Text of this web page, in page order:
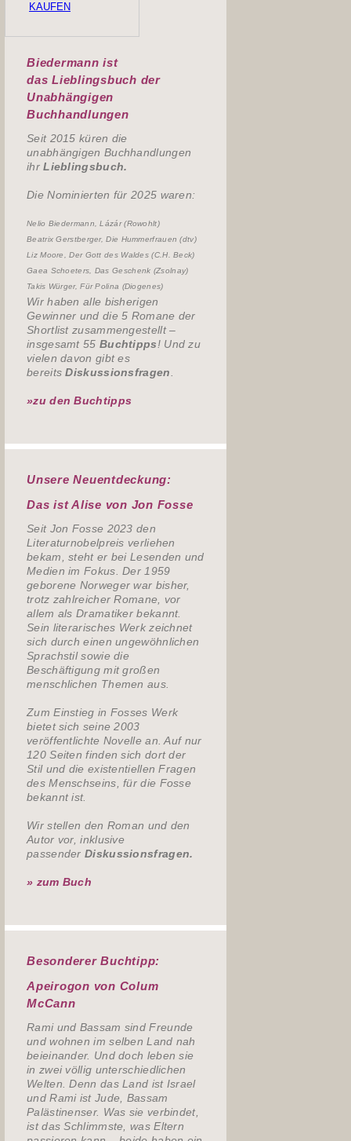
KAUFEN
Biedermann ist
das Lieblingsbuch der
Unabhängigen
Buchhandlungen
Seit 2015 küren die
unabhängigen Buchhandlungen
ihrLieblingsbuch.
Die Nominierten für 2025 waren:
Nelio Biedermann, Lázár (Rowohlt)
Beatrix Gerstberger, Die Hummerfrauen (dtv)
Liz Moore, Der Gott des Waldes (C.H. Beck)
Gaea Schoeters, Das Geschenk (Zsolnay)
Takis Würger, Für Polina (Diogenes)
Wir haben alle bisherigen
Gewinner und die 5 Romane der
Shortlist zusammengestellt –
insgesamt 55 Buchtipps! Und zu
vielen davon gibt es
bereitsDiskussionsfragen.
»zu den Buchtipps
Unsere Neuentdeckung:
Das ist Alise von Jon Fosse
Seit Jon Fosse 2023 den
Literaturnobelpreis verliehen
bekam, steht er bei Lesenden und
Medien im Fokus. Der 1959
geborene Norweger war bisher,
trotz zahlreicher Romane, vor
allem als Dramatiker bekannt.
Sein literarisches Werk zeichnet
sich durch einen ungewöhnlichen
Sprachstil sowie die
Beschäftigung mit großen
menschlichen Themen aus.
Zum Einstieg in Fosses Werk
bietet sich seine 2003
veröffentlichte Novelle an. Auf nur
120 Seiten finden sich dort der
Stil und die existentiellen Fragen
des Menschseins, für die Fosse
bekannt ist.
Wir stellen den Roman und den
Autor vor, inklusive
passenderDiskussionsfragen.
» zum Buch
Besonderer Buchtipp:
Apeirogon von Colum
McCann
Rami und Bassam sind Freunde
und wohnen im selben Land nah
beieinander. Und doch leben sie
in zwei völlig unterschiedlichen
Welten. Denn das Land ist Israel
und Rami ist Jude, Bassam
Palästinenser. Was sie verbindet,
ist das Schlimmste, was Eltern